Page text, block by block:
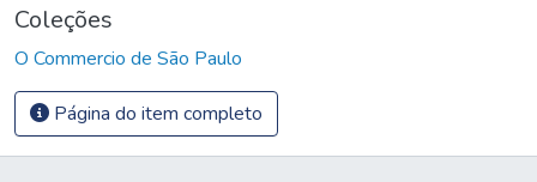
Coleções
O Commercio de São Paulo
Página do item completo